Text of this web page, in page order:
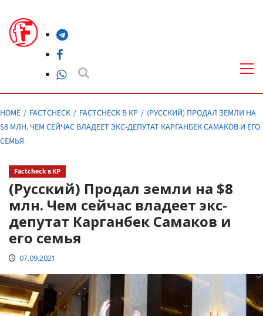
content
Telegram
Facebook
WhatsApp
HOME FACTCHECK FACTCHECK В КР
(РУССКИЙ) ПРОДАЛ ЗЕМЛИ НА
$8 МЛН. ЧЕМ СЕЙЧАС ВЛАДЕЕТ ЭКС-ДЕПУТАТ КАРГАНБЕК САМАКОВ И ЕГО
СЕМЬЯ
Factcheck в КР
(Русский) Продал земли на $8
млн. Чем сейчас владеет экс-
депутат Карганбек Самаков и
его семья
07.09.2021